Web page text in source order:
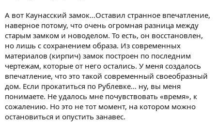
А вот Каунасский замок…Оставил странное впечатление,
наверное потому, что очень огромная разница между
старым замком и новоделом. То есть, он восстановлен,
но лишь с сохранением образа. Из современных
материалов (кирпич) замок построен по последним
чертежам, которые от него остались. У меня создалось
впечатление, что это такой современный своеобразный
дом. Если прокатиться по Рублевке… ну, вы меня
понимаете. Не удалось мне почувствовать «время», к
сожалению. Но это не тот момент, на котором можно
остановиться и опустить занавес.